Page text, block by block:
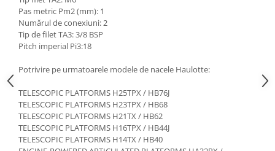
Etrieri
Placute de frana
Pompa de frana - cilindru de frana
Frana utilaje
Supapa franare
Kit reparatii
Cabluri frana
Rezervor lichid de frana
Lichid de frana
Antigel frane
Piese Lamborghini
Piese Same
Piese Renault
Piese Hurlimann
Piese Zetor
Piese Weidemann
Piese Ausa
Piese Sennebogen
Pas metric Pm2 (mm): 1
Numărul de conexiuni: 2
Tip de filet TA3: 3/8 BSP
Pitch imperial Pi3:18
Potrivire pe urmatoarele modele de nacele Haulotte:
TELESCOPIC PLATFORMS H25TPX / HB76J
TELESCOPIC PLATFORMS H23TPX / HB68
TELESCOPIC PLATFORMS H21TX / HB62
TELESCOPIC PLATFORMS H16TPX / HB44J
TELESCOPIC PLATFORMS H14TX / HB40